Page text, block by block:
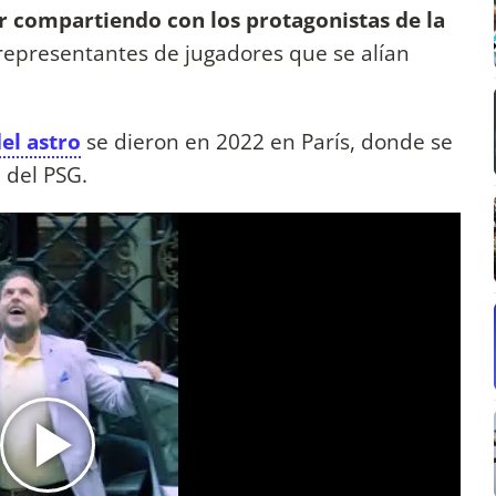
compartiendo con los protagonistas de la
de jugadores que se alían
astro se dieron en 2022 en París, donde se
PSG.